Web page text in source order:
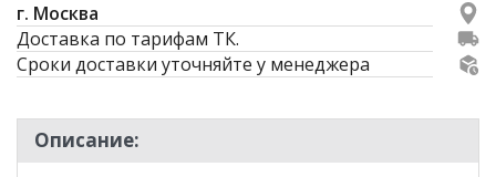
г. Москва
Доставка по тарифам ТК.
Сроки доставки уточняйте у менеджера
Описание: